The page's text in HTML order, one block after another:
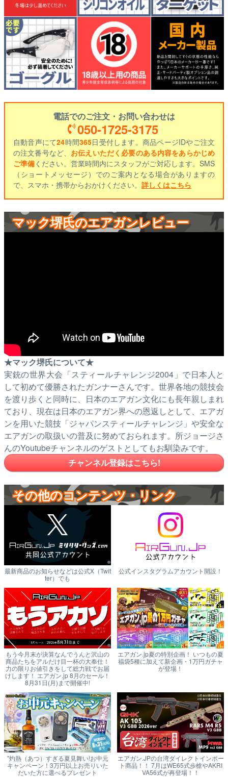
電話でのご注文・お問い合わせは
050-1725-3175
自動音声にて24時間365日受付します。商品ページIDやご注文
の注文番号など、 お伝えいただく必要のある内容をあらかじめ
ご準備ください。営業時間内にスタッフがご対応します。SMS
（ショートメッセージ）でのご案内となる場合がありますの
で、スマホ・携帯からおかけください。 詳しくはこちら
マック堺氏のエアガンレビュー
★マック堺氏について★
実銃の世界大会「スティールチャレンジ2004」で日本人と
して初めて優勝されたガンナーさんです。世界各地の競技会
を渡り歩くと同時に、日本のエアガン文化にも長年親しまれ
ており、現在は日本のエアガン界への恩返しとして、エアガ
ンを用いた競技「ジャパンスティールチャレンジ」や安全な
エアガンの取扱いの普及に努めておられます。所ジョージさ
んのYoutubeチャンネルのゲストとしてもお馴染みです。
チャンネル登録はこちら!
その他のコンテンツ・リンク
最新商品のお知らせなどは公式X（Twit
ter）でも
公式インスタグラムアカウント開設！
もう今月末が決算なんでうんと沢山の
商品たちをアルだけ目一杯の大奉仕！
力の限りお値引きをして総力戦でお届
けします！ エアガン.jp 8月のセール！
8月31日(月)まで開催中!
エアガン.jp夏の特別企画！ いつもの夏
福袋5種に加えて新企画・1万円ガチャ
が登場！
"灼熱（あつ）すぎる夏見舞い!お中元
キャンペーン！3万円以上お売りいた
だいた方に選べるプレゼント
エアガン.JPの台湾ダイレクトインポー
ト商品！！ 7月はWE65式歩槍やAKRI
VA56式が再登場！！